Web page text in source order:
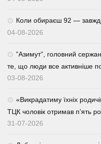
Коли обираєш 92 —
04-08-2026
⁨”Азимут”, головний
те, що люди все активніше
03-08-2026
«Викрадатиму їхніх
ТЦК чоловік отримав п’ять
31-07-2026